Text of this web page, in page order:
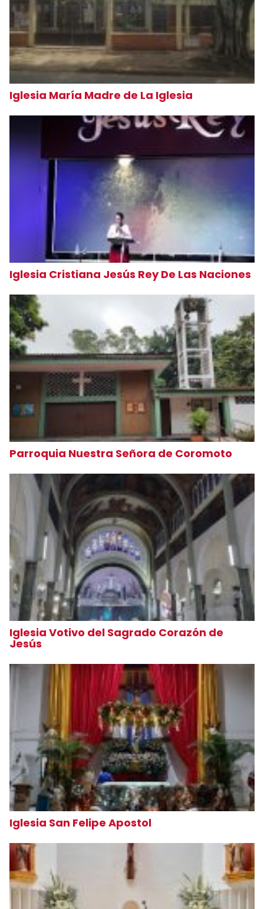
Iglesia María Madre de La Iglesia
Iglesia Cristiana Jesús Rey De Las Naciones
Parroquia Nuestra Señora de Coromoto
Iglesia Votivo del Sagrado Corazón de
Jesús
Iglesia San Felipe Apostol